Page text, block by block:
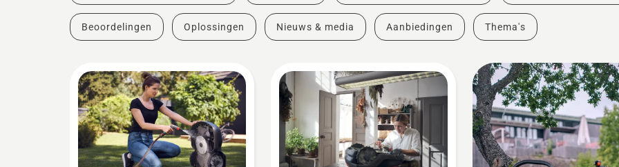
Beoordelingen Oplossingen Nieuws & media Aanbiedingen Thema's